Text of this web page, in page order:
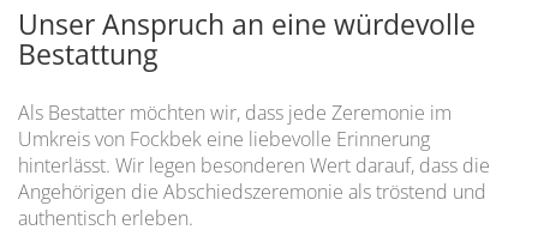
Unser Anspruch an eine würdevolle
Bestattung
Als Bestatter möchten wir, dass jede Zeremonie im
Umkreis von Fockbek eine liebevolle Erinnerung
hinterlässt. Wir legen besonderen Wert darauf, dass die
Angehörigen die Abschiedszeremonie als tröstend und
authentisch erleben.